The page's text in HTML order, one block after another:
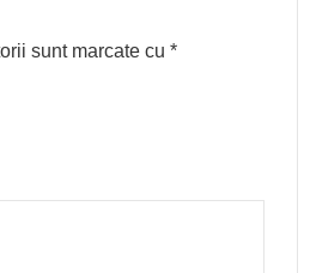
sunt marcate cu*